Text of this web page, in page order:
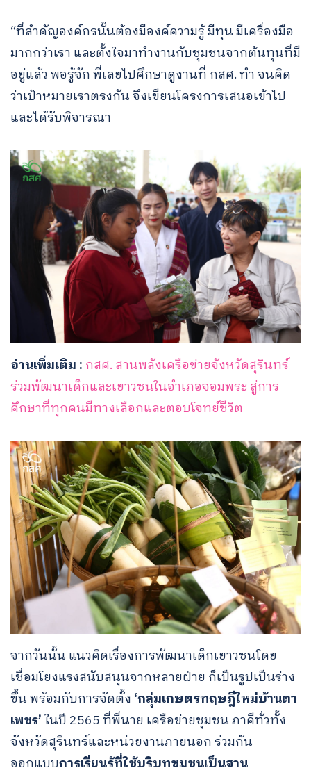
Search
“ที่สำคัญองค์กรนั้นต้องมีองค์ความรู้ มีทุน มีเครื่องมือ
มากกว่าเรา และตั้งใจมาทำงานกับชุมชนจากต้นทุนที่มี
อยู่แล้ว พอรู้จัก พี่เลยไปศึกษาดูงานที่ กสศ. ทำ จนคิด
ว่าเป้าหมายเราตรงกัน จึงเขียนโครงการเสนอเข้าไป
และได้รับพิจารณา
อ่านเพิ่มเติม : กสศ. สานพลังเครือข่ายจังหวัดสุรินทร์
ร่วมพัฒนาเด็กและเยาวชนในอำเภอจอมพระ สู่การ
ศึกษาที่ทุกคนมีทางเลือกและตอบโจทย์ชีวิต
จากวันนั้น แนวคิดเรื่องการพัฒนาเด็กเยาวชนโดย
เชื่อมโยงแรงสนับสนุนจากหลายฝ่าย ก็เป็นรูปเป็นร่าง
ขึ้น พร้อมกับการจัดตั้ง ‘กลุ่มเกษตรทฤษฎีใหม่บ้านตา
เพชร’ในปี 2565 ที่พี่นาย เครือข่ายชุมชน ภาคีทั่วทั้ง
จังหวัดสุรินทร์และหน่วยงานภายนอก ร่วมกัน
ออกแบบการเรียนรู้ที่ใช้บริบทชุมชนเป็นฐาน